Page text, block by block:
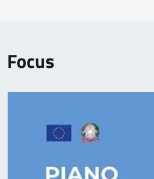
Focus